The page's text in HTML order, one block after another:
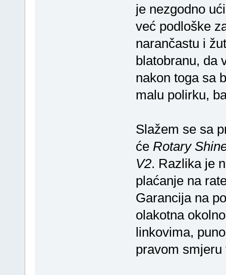
je nezgodno
već podloške
narančastu i
blatobranu, da
nakon toga sa
malu polirku,
Slažem se sa
će Rotary
V2. Razlika je
plaćanje na
Garancija na
olakotna
linkovima,
pravom